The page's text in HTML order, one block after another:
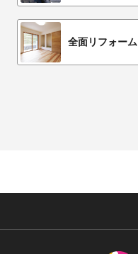
全面リフォーム